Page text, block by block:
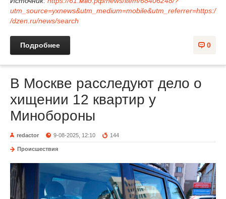
utm_source=yxnews&utm_medium=mobile&utm_referrer=https:/
/dzen.ru/news/search
0
Подробнее
В Москве расследуют дело о
хищении 12 квартир у
Минобороны
redactor 9-08-2025, 12:10 144
Происшествия